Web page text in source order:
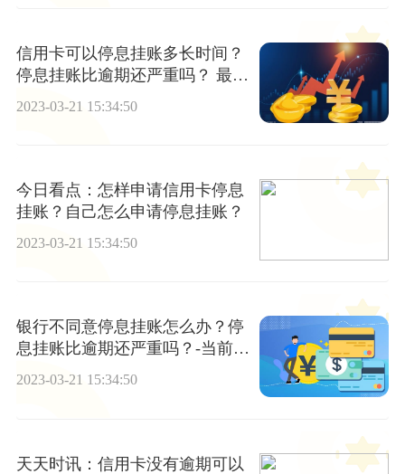
信用卡可以停息挂账多长时间？
停息挂账比逾期还严重吗？ 最新
2023-03-21 15:34:50
今日看点：怎样申请信用卡停息
挂账？自己怎么申请停息挂账？
2023-03-21 15:34:50
银行不同意停息挂账怎么办？停
息挂账比逾期还严重吗？-当前资
讯
2023-03-21 15:34:50
天天时讯：信用卡没有逾期可以